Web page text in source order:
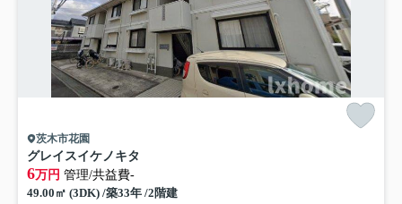
茨木市花園
グレイスイケノキタ
6万円 管理/共益費-
49.00㎡ (3DK) /築33年 /2階建